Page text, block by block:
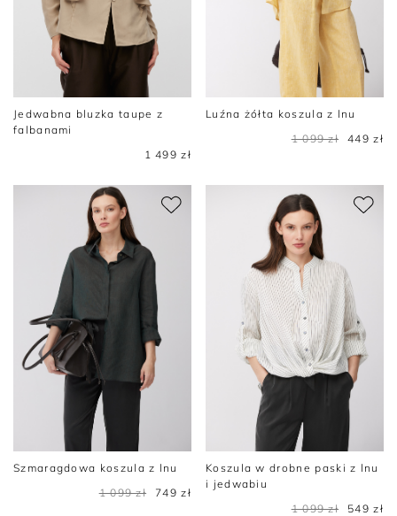
Jedwabna bluzka taupe z
falbanami
1 499 zł
Luźna żółta koszula z lnu
1 099 zł
449 zł
Szmaragdowa koszula z lnu
1 099 zł
749 zł
Koszula w drobne paski z lnu
i jedwabiu
1 099 zł
549 zł